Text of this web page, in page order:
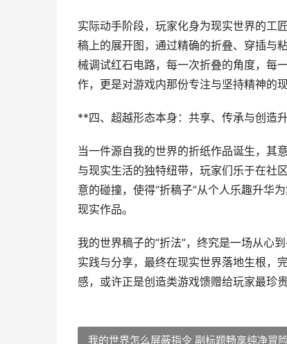
实际动手阶段，玩家化身为现实世界的工
稿上的展开图，通过精确的折叠、穿插与
械调试红石电路，每一次折叠的角度，每
作，更是对游戏内那份专注与坚持精神的现
**四、超越形态本身：共享、传承与创造
当一件源自我的世界的折纸作品诞生，其
与现实生活的独特纽带，玩家们乐于在社
意的碰撞，使得“折稿子”从个人乐趣升华
现实作品。
我的世界稿子的“折法”，终究是一场从心
实践与分享，最终在现实世界落地生根，
感，或许正是创造类游戏馈赠给玩家最珍贵
我的世界怎么屏蔽指令 副标题畅享纯净冒